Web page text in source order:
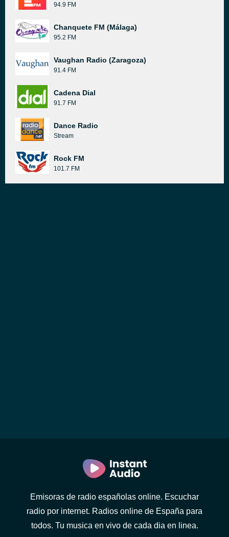
94.9 FM
Chanquete FM (Málaga)
95.2 FM
Vaughan Radio (Zaragoza)
91.4 FM
Cadena Dial
91.7 FM
Dance Radio
Stream
Rock FM
101.7 FM
Emisoras de radio españolas online. Escuchar
radio por internet. Radios online de España para
todos. Tu musica en vivo de cada dia en linea.